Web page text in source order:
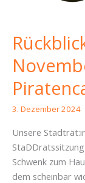
3. Dezember 2024
Unsere
Schwenk zum
dem scheinbar